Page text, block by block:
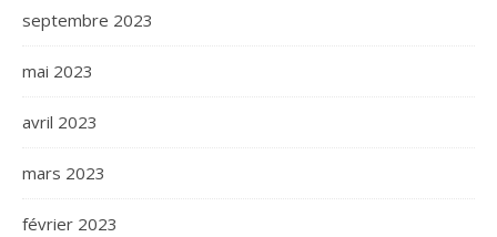
septembre 2023
mai 2023
avril 2023
mars 2023
février 2023